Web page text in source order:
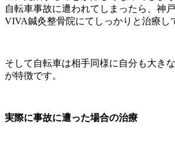
自転車事故に遭われてしまったら、神
VIVA鍼灸整骨院にてしっかりと治療し
そして自転車は相手同様に自分も大き
が特徴です。
実際に事故に遭った場合の治療